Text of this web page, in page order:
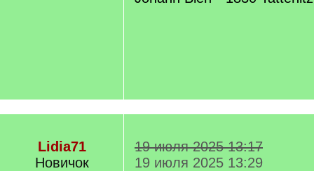
Lidia71
Новичок
19 июля 2025 13:17
19 июля 2025 13:29